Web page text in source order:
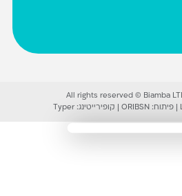
All rights reserved © Biamba
פיתוח: ORIBSN קופירייטינג: Typer